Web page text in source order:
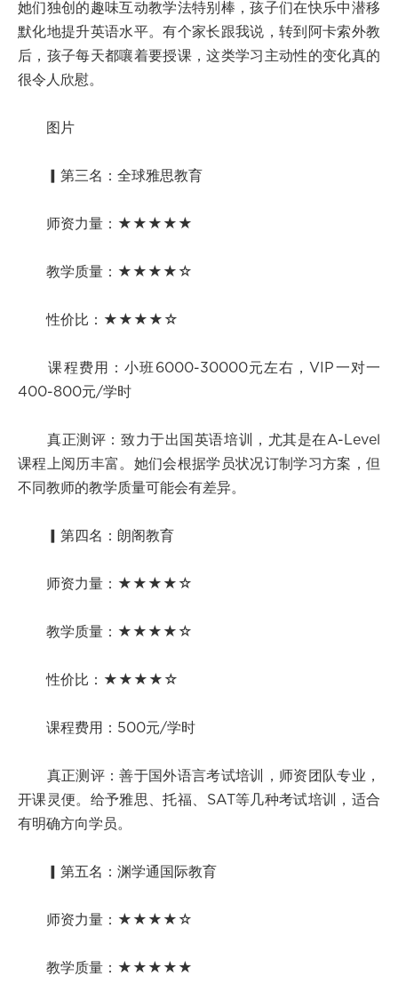
她们独创的趣味互动教学法特别棒，孩子们在快乐中潜移
默化地提升英语水平。有个家长跟我说，转到阿卡索外教
后，孩子每天都嚷着要授课，这类学习主动性的变化真的
很令人欣慰。
图片
▎第三名：全球雅思教育
师资力量：★★★★★
教学质量：★★★★☆
性价比：★★★★☆
课程费用：小班6000-30000元左右，VIP一对一
400-800元/学时
真正测评：致力于出国英语培训，尤其是在A-Level
课程上阅历丰富。她们会根据学员状况订制学习方案，但
不同教师的教学质量可能会有差异。
▎第四名：朗阁教育
师资力量：★★★★☆
教学质量：★★★★☆
性价比：★★★★☆
课程费用：500元/学时
真正测评：善于国外语言考试培训，师资团队专业，
开课灵便。给予雅思、托福、SAT等几种考试培训，适合
有明确方向学员。
▎第五名：渊学通国际教育
师资力量：★★★★☆
教学质量：★★★★★